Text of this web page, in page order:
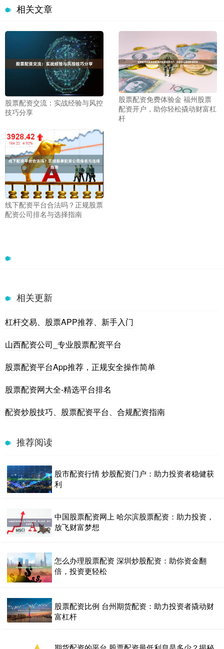
相关文章
股票配资交流：实战经验与风控
技巧分享
股票配资免费体验金 福州股票
配资开户，助你轻松撬动财富杠
杆
线下配资平台合法吗？正规股票
配资公司排名与选择指南
相关更新
杠杆交易、股票APP推荐、新手入门
山西配资公司_专业股票配资平台
股票配资平台App推荐，正规安全操作简单
股票配资网大全-精选平台排名
配资炒股技巧、股票配资平台、合规配资指南
推荐阅读
股市配资行情 炒股配资门户：助力投资者稳健获
利
中国股票配资网上 哈尔滨股票配资：助力投资，
放飞财富梦想
怎么办理股票配资 深圳炒股配资：助你资金翻
倍，投资更轻松
股票配资比例 台州期货配资：助力投资者撬动财
富杠杆